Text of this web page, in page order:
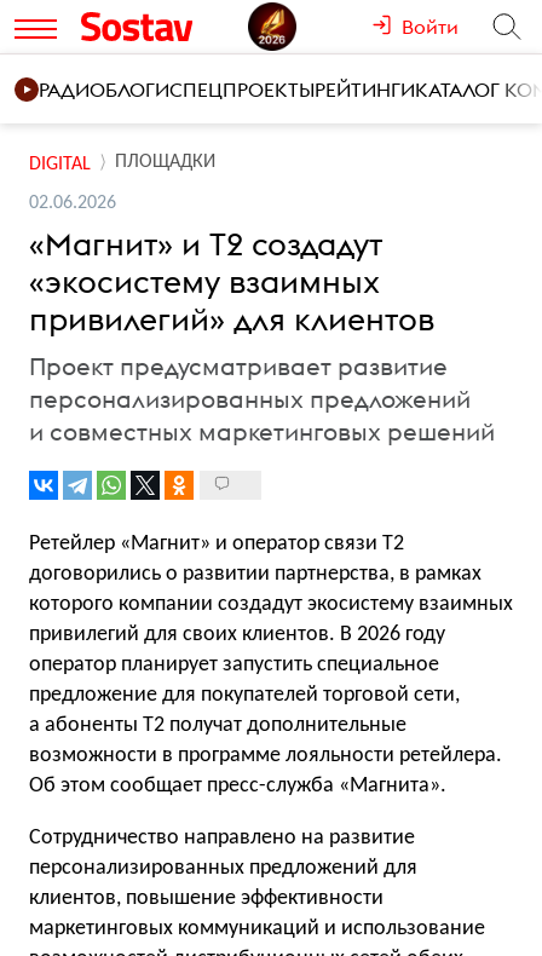
Войти
РАДИОБЛОГИСПЕЦПРОЕКТЫРЕЙТИНГИКАТАЛОГ
DIGITAL ПЛОЩАДКИ
02.06.2026
«Магнит» и T2 создадут
«экосистему взаимных
привилегий» для клиентов
Проект предусматривает развитие
персонализированных предложений
и совместных маркетинговых решений
Ретейлер «Магнит» и оператор связи T2
договорились о развитии партнерства, в рамках
которого компании создадут экосистему взаимных
привилегий для своих клиентов. В 2026 году
оператор планирует запустить специальное
предложение для покупателей торговой сети,
а абоненты T2 получат дополнительные
возможности в программе лояльности ретейлера.
Об этом сообщает пресс-служба «Магнита».
Сотрудничество направлено на развитие
персонализированных предложений для
клиентов, повышение эффективности
маркетинговых коммуникаций и использование